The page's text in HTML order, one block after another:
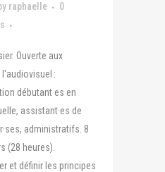
raphaelle
0
Ouverte aux
:
débutant·es en
assistant·es de
administratifs. 8
(28 heures).
et définir les principes